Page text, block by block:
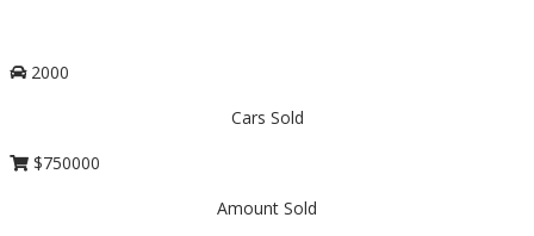
2000
Cars Sold
$750000
Amount Sold